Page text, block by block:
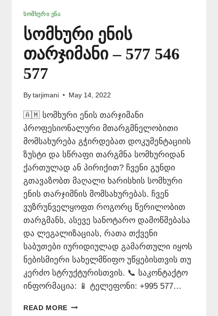
ᲡᲝᲛᲮᲣᲠᲘ ᲔᲜᲐ
სომხური ენის
თარჯიმანი – 577 546
577
By tarjimani May 14, 2022
🇦🇲 სომხური ენის თარჯიმანი
პროფესიონალური მთარგმნელობითი
მომსახურება გჭირდებათ დოკუმენტაციის
ზუსტი და სწრაფი თარგმნა სომხურიდან
ქართულად ან პირიქით? ჩვენი გუნდი
გთავაზობთ მაღალი ხარისხის სომხური
ენის თარჯიმნის მომსახურებას. ჩვენ
ვუზრუნველყოფთ როგორც წერილობით
თარგმანს, ასევე სანოტარო დამოწმებასა
და ლეგალიზაციას, რათა თქვენი
საბუთები იურიდიულად გამართული იყოს
ნებისმიერი სახელმწიფო უწყებისთვის თუ
კერძო სტრუქტურისთვის. 📞 საკონტაქტო
ინფორმაცია: 📱 ტელეფონი: +995 577…
READ MORE ᲡᲝᲛᲮᲣᲠᲘ